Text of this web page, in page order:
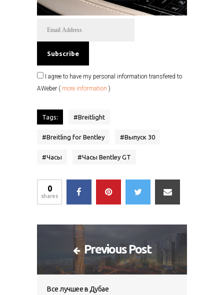
I agree to have my personal information transfered to
AWeber ( more information )
Tags: #Breitlight
#Breitling for Bentley #Выпуск 30
#Часы #Часы Bentley GT
0
shares
Previous Post
Все лучшее в Дубае